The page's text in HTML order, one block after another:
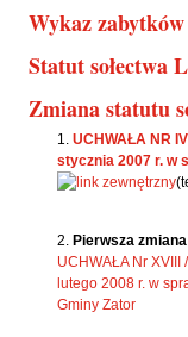
Wykaz
Statut sołectwa
Zmiana statutu
UCHWAŁA NR
stycznia 2007 r. w
Pierwsza
UCHWAŁA Nr
lutego 2008 r. w
Gminy Zator